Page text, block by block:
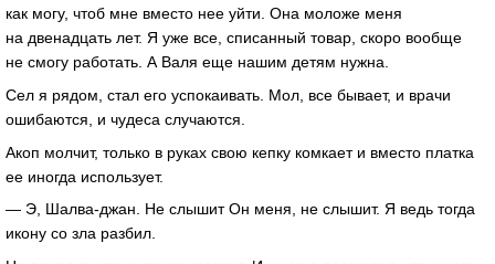
как могу, чтоб мне вместо нее уйти. Она моложе меня
на двенадцать лет. Я уже все, списанный товар, скоро вообще
не смогу работать. А Валя еще нашим детям нужна.
Сел я рядом, стал его успокаивать. Мол, все бывает, и врачи
ошибаются, и чудеса случаются.
Акоп молчит, только в руках свою кепку комкает и вместо платка
ее иногда использует.
— Э, Шалва-джан. Не слышит Он меня, не слышит. Я ведь тогда
икону со зла разбил.